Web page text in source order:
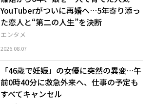
エンタメ
YouTuberがついに再婚へ…5年寄り添っ
た恋人と“第二の人生”を決断
2026.08.07
「46歳で妊娠」の女優に突然の異変…午
前0時40分に救急外来へ、仕事の予定も
すべてキャンセル